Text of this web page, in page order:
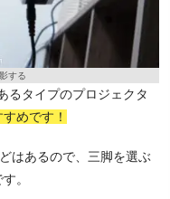
する
るタイプのプロジェクタ
めです！
はあるので、三脚を選ぶ
。